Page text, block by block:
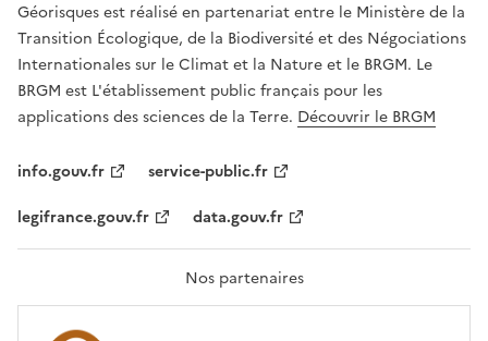
T
É
,
É
G
A
L
F
A
T
R
Géorisques est réalisé en partenariat entre le Ministère de la
Transition Écologique, de la Biodiversité et des Négociations
Internationales sur le Climat et la Nature et le BRGM. Le
BRGM est L'établissement public français pour les
applications des sciences de la Terre. Découvrir le BRGM
info.gouv.fr
service-public.fr
legifrance.gouv.fr
data.gouv.fr
Nos partenaires